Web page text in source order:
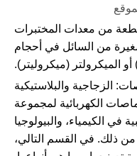
من معدات المختبرات
من السائل في أحجام
أو الميكرولتر (ميكروليتر).
الزجاجية والبلاستيكية
الكهربائية لمجموعة
في الكيمياء، والبيولوجيا
من ذلك. في القسم التالي،